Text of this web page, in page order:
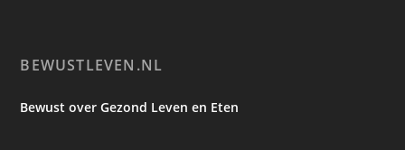
BEWUSTLEVEN.NL
Bewust over Gezond Leven en Eten